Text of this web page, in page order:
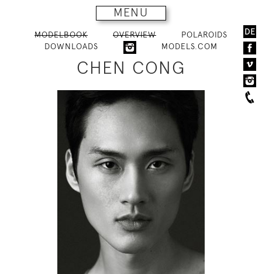
MENU
DE
MODELBOOK OVERVIEW
POLAROIDS
DOWNLOADS
MODELS.COM
CHEN CONG